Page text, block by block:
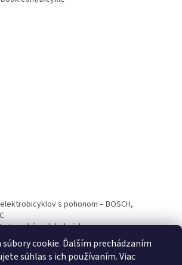
cookie. Ďalším prechádzaním
súhlas s ich používaním. Viac
s pohonom – BOSCH,
web hokejshop.eu